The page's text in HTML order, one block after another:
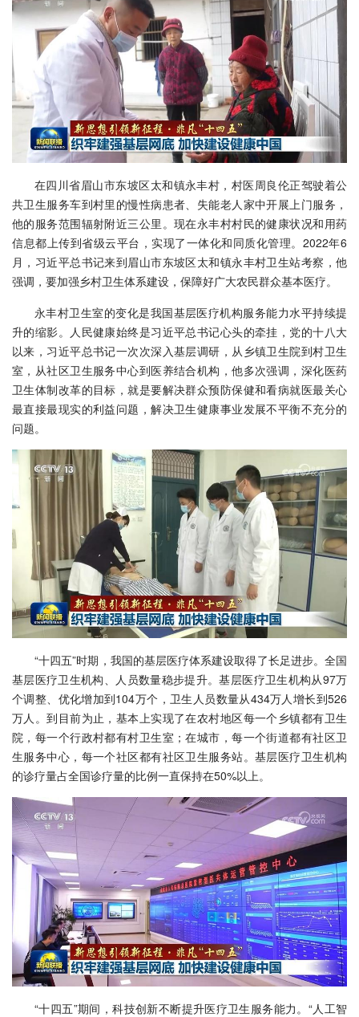
在四川省眉山市东坡区太和镇永丰村，村医周良伦正驾驶着公
共卫生服务车到村里的慢性病患者、失能老人家中开展上门服务，
他的服务范围辐射附近三公里。现在永丰村村民的健康状况和用药
信息都上传到省级云平台，实现了一体化和同质化管理。2022年6
月，习近平总书记来到眉山市东坡区太和镇永丰村卫生站考察，他
强调，要加强乡村卫生体系建设，保障好广大农民群众基本医疗。
永丰村卫生室的变化是我国基层医疗机构服务能力水平持续提
升的缩影。人民健康始终是习近平总书记心头的牵挂，党的十八大
以来，习近平总书记一次次深入基层调研，从乡镇卫生院到村卫生
室，从社区卫生服务中心到医养结合机构，他多次强调，深化医药
卫生体制改革的目标，就是要解决群众预防保健和看病就医最关心
最直接最现实的利益问题，解决卫生健康事业发展不平衡不充分的
问题。
“十四五”时期，我国的基层医疗体系建设取得了长足进步。全国
基层医疗卫生机构、人员数量稳步提升。基层医疗卫生机构从97万
个调整、优化增加到104万个，卫生人员数量从434万人增长到526
万人。到目前为止，基本上实现了在农村地区每一个乡镇都有卫生
院，每一个行政村都有村卫生室；在城市，每一个街道都有社区卫
生服务中心，每一个社区都有社区卫生服务站。基层医疗卫生机构
的诊疗量占全国诊疗量的比例一直保持在50%以上。
“十四五”期间，科技创新不断提升医疗卫生服务能力。“人工智